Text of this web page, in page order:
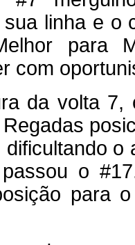
linha e o
para
com
da volta 7,
dificultando o
o
para